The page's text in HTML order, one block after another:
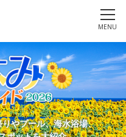
MENU
やプール、海水浴場、